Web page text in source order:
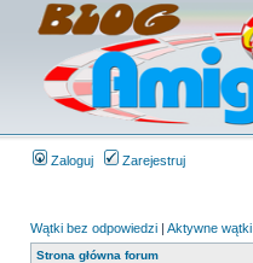
Zaloguj Zarejestruj
Wątki bez odpowiedzi | Aktywne wątki
Strona główna forum